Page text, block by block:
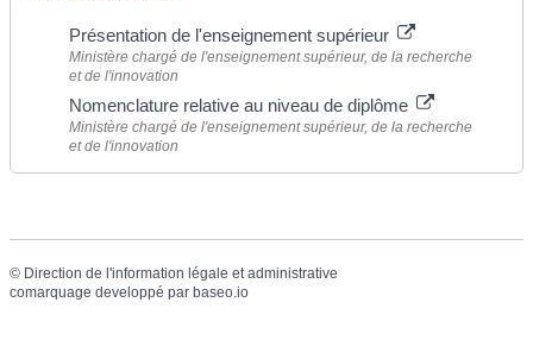
Présentation de l'enseignement supérieur
Ministère chargé de l'enseignement supérieur, de la recherche
et de l'innovation
Nomenclature relative au niveau de diplôme
Ministère chargé de l'enseignement supérieur, de la recherche
et de l'innovation
© Direction de l'information légale et administrative
comarquage developpé par baseo.io